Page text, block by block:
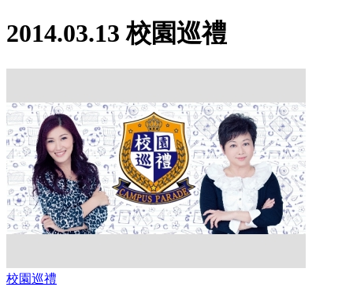
2014.03.13 校園巡禮
校園巡禮